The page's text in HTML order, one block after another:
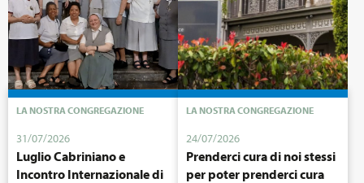
LA NOSTRA CONGREGAZIONE
31/07/2026
Luglio Cabriniano e
Incontro Internazionale di
LA NOSTRA CONGREGAZIONE
24/07/2026
Prenderci cura di noi stessi
per poter prenderci cura